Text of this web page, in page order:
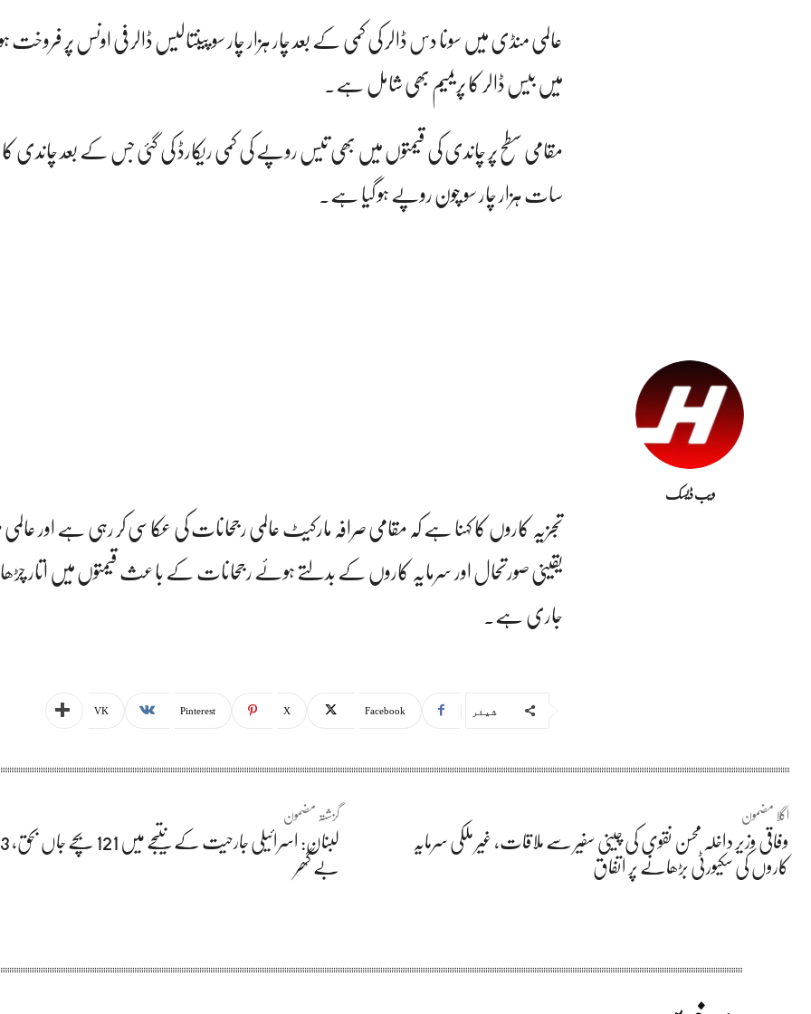
عالمی منڈی میں سونا دس ڈالر کی کمی کے بعد چار ہزار چار سو پینتالیس ڈالر فی اونس پر
میں بیس ڈالر کا پریمیم بھی شامل ہے۔
مقامی سطح پر چاندی کی قیمتوں میں بھی تیس روپے کی کمی ریکارڈ کی گئی جس کے بعد چاندی کا
سات ہزار چار سو چون روپے ہو گیا ہے۔
تجزیہ کاروں کا کہنا ہے کہ مقامی صرافہ مارکیٹ عالمی رجحانات کی عکاسی کر رہی ہے اور
یقینی صورتحال اور سرمایہ کاروں کے بدلتے ہوئے رجحانات کے باعث قیمتوں میں اتار
جاری ہے۔
شیئر Facebook
X
Pinterest
VK
ویب ڈیسک
گزشتہ مضمون
بے گھر
اگلا مضمون
وفاقی وزیر داخلہ محسن نقوی کی چینی سفیر سے ملاقات، غیر ملکی سرمایہ
کاروں کی سکیورٹی بڑھانے پر اتفاق